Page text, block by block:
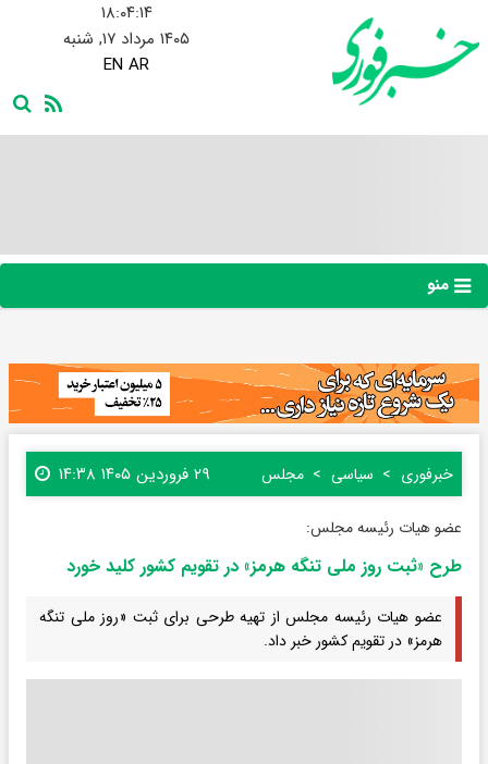
۱۸:۰۴:۱۵
۱۴۰۵ مرداد ۱۷, شنبه
EN AR
منو
خبرفوری سیاسی مجلس ۲۹ فروردین ۱۴۰۵ ۱۴:۳۸
عضو هیات رئیسه مجلس:
طرح «ثبت روز ملی تنگه هرمز» در تقویم کشور کلید خورد
عضو هیات رئیسه مجلس از تهیه طرحی برای ثبت «روز ملی تنگه
هرمز» در تقویم کشور خبر داد.